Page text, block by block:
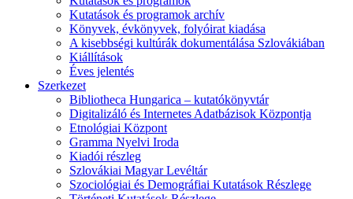
Kutatások és programok archív
Könyvek, évkönyvek, folyóirat kiadása
A kisebbségi kultúrák dokumentálása Szlovákiában
Kiállítások
Éves jelentés
Szerkezet
Bibliotheca Hungarica – kutatókönyvtár
Digitalizáló és Internetes Adatbázisok Központja
Etnológiai Központ
Gramma Nyelvi Iroda
Kiadói részleg
Szlovákiai Magyar Levéltár
Szociológiai és Demográfiai Kutatások Részlege